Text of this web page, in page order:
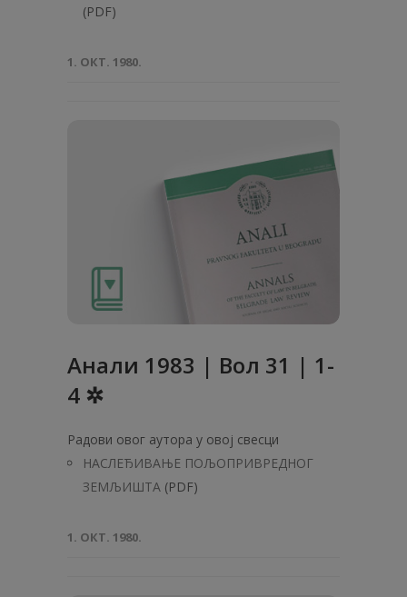
(PDF)
1. ОКТ. 1980.
Анaли 1983 | Вол 31 | 1-
4 ✲
Радови овог аутора у овој свесци
НАСЛЕЂИВАЊЕ ПОЉОПРИВРЕДНОГ
ЗЕМЉИШТА (PDF)
1. ОКТ. 1980.